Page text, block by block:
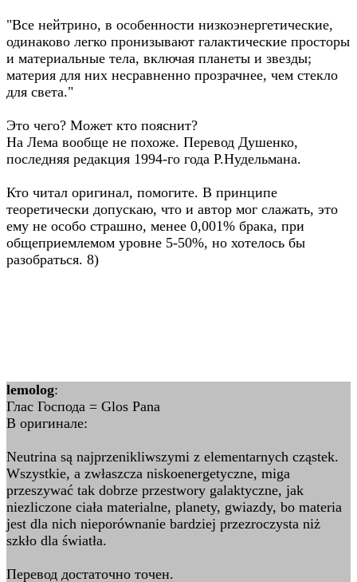
"Все нейтрино, в особенности низкоэнергетические,
одинаково легко пронизывают галактические просторы
и материальные тела, включая планеты и звезды;
материя для них несравненно прозрачнее, чем стекло
для света."
Это чего? Может кто пояснит?
На Лема вообще не похоже. Перевод Душенко,
последняя редакция 1994-го года Р.Нудельмана.
Кто читал оригинал, помогите. В принципе
теоретически допускаю, что и автор мог слажать, это
ему не особо страшно, менее 0,001% брака, при
общеприемлемом уровне 5-50%, но хотелось бы
разобраться. 8)
lemolog:
Глас Господа = Glos Pana
В оригинале:
Neutrina są najprzenikliwszymi z elementarnych cząstek.
Wszystkie, a zwłaszcza niskoenergetyczne, miga
przeszywać tak dobrze przestwory galaktyczne, jak
niezliczone ciała materialne, planety, gwiazdy, bo materia
jest dla nich nieporównanie bardziej przezroczysta niż
szkło dla światła.
Перевод достаточно точен.